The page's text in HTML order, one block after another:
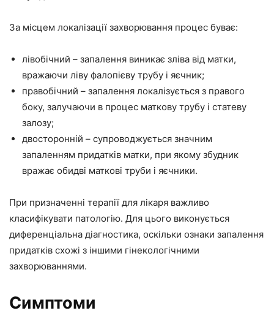
За місцем локалізації захворювання процес буває:
лівобічний – запалення виникає зліва від матки,
вражаючи ліву фалопієву трубу і яєчник;
правобічний – запалення локалізується з правого
боку, залучаючи в процес маткову трубу і статеву
залозу;
двосторонній – супроводжується значним
запаленням придатків матки, при якому збудник
вражає обидві маткові труби і яєчники.
При призначенні терапії для лікаря важливо
класифікувати патологію. Для цього виконується
диференціальна діагностика, оскільки ознаки запалення
придатків схожі з іншими гінекологічними
захворюваннями.
Симптоми